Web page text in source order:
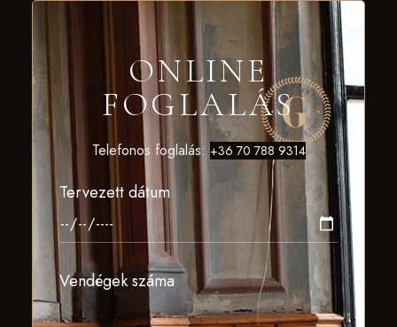
ONLINE
FOGLALÁS
Telefonos foglalás: +36 70 788 9314
Tervezett dátum
Vendégek száma